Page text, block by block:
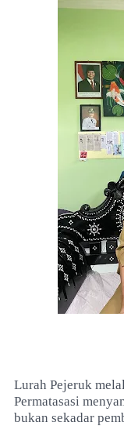
Lurah Pejeruk
Permatasasi
bukan sekadar